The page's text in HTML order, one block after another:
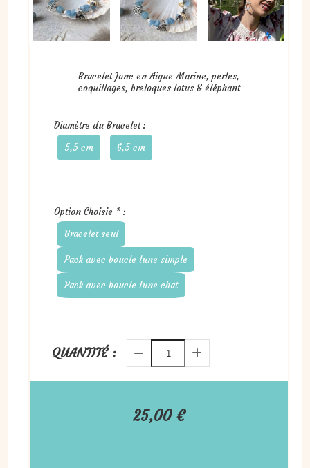
Bracelet Jonc en Aigue Marine, perles,
coquillages, breloques lotus & éléphant
Diamètre du Bracelet :
5,5 cm
6,5 cm
Option Choisie * :
Bracelet seul
Pack avec boucle lune simple
Pack avec boucle lune chat
25,00€
QUANTITÉ :